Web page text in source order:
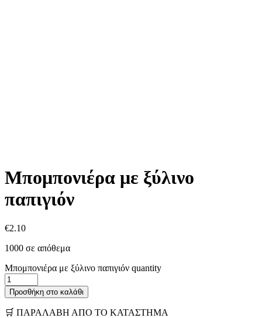
Μπομπονιέρα με ξύλινο
παπιγιόν
€2.10
1000 σε απόθεμα
Μπομπονιέρα με ξύλινο παπιγιόν quantity
Προσθήκη στο καλάθι
🛒 ΠΑΡΑΛΑΒΗ ΑΠΟ ΤΟ ΚΑΤΑΣΤΗΜΑ